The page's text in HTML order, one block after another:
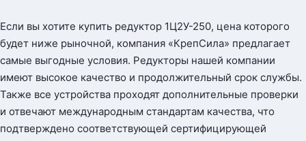
Если вы хотите купить редуктор 1Ц2У-250, цена которого
будет ниже рыночной, компания «КрепСила» предлагает
самые выгодные условия. Редукторы нашей компании
имеют высокое качество и продолжительный срок службы.
Также все устройства проходят дополнительные проверки
и отвечают международным стандартам качества, что
подтверждено соответствующей сертифицирующей